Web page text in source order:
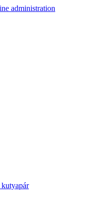
administration